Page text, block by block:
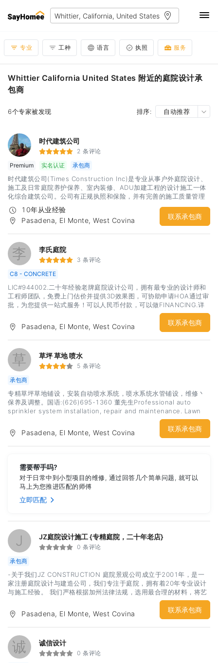
专业 工种 语言 执照 服务
Whittier California United States 附近的庭院设计承
包商
6个专家被发现 排序: 自动推荐
时代建筑公司
2 条评论
Premium
实名认证 承包商
时代建筑公司(Times Construction Inc)是专业从事户外庭院设计、
施工及日常庭院养护保养、室内装修、ADU加建工程的设计施工一体
化综合建筑公司。公司有正规执照和保险，并有完善的施工质量管理
体系，多年从业经验和案例。以创意设计为先，结合时尚风格的设
计，并可以根据客户的要求，一步步细化调整设计和材料选用，满足
客户预算，达到最佳性价比。 公司创始人李杰先生是专业资深人士，
经验，引领公司团队走创意设计的时尚风格，精细管理工程质量，深
受客户的欢迎。 我们可以讲中文和英文。 主要服务内容：庭院、装修
工程、房屋加建、专业设计、施工 Landscape,House
finishing,ADU,Pro design & construction 时尚设计 以创意设计为
先，结合时尚风格，在设计阶段就可以帮助客户完成材料选用及预算
分配和看到最终效果。 室内装修及庭院工程 致力于满足我们客户的装
修和庭院设计方面的需求，一直将最好的作品呈现给客户 庭院养护和
保养打理养护庭院可不仅仅就是定期割草地哦！提供最专业和最全面
10年从业经验
Pasadena, El Monte, West Covina
联系承包商
李 李氏庭院
3 条评论
C8 - CONCRETE
LIC#944002.二十年经验老牌庭院设计公司，拥有最专业的设计师和
工程师团队，免费上门估价并提供3D效果图，可协助申请HOA通过审
批，为您提供一站式服务！可以人民币付款，可以做FINANCING.详
情请来电咨询！中文服务电话：6265505541微信：9099916677
Pasadena, El Monte, West Covina 联系承包商
草 草坪 草地 喷水
5 条评论
承包商
专精草坪草地铺设，安装自动喷水系统，喷水系统水管铺设，维修丶
保养及调整。国语:(626)695-1360 董先生Professional auto
sprinkler system installation, repair and maintenance. Lawn
placement and planting.English:(626)780-5122
Aaronhttp://www.jetlawn.com
Pasadena, El Monte, West Covina 联系承包商
需要帮手吗?
对于日常中到小型项目的维修, 通过回答几个简单问题, 就可以
马上为您推进匹配的师傅
立即匹配
J JZ庭院设计施工 {专精庭院，二十年老店}
0 条评论
承包商
-关于我们JZ CONSTRUCTION 庭院景观公司成立于2001年，是一
家注册庭院设计与建造公司，我们专注于庭院，拥有着20年专业设计
与施工经验。 我们严格根据加州法律法规，选用最合理的材料，将艺
术设计与实用主义相结合，致力于为您打造一个安全、舒适、美观的
庭院。-庭院设计我们根据不同的客户，不同的场地，不同的需求，我
们为每一个客户量身定制独一无二的设计。我们使用 3D 渲染效果图
来展示最终的设计效果，这样可以使您最直观的感受到庭院未来的样
子。​-工程施工我们是一家注册景观设计建造公司，获得完全许可并拥
有加州执照。 我们拥有20年的专业施工经验，并拥有一批经过完整培
训的可靠员工，以实现我们的项目，达到尽善尽美。-服务我们将帮助
Pasadena, El Monte, West Covina 联系承包商
诚 诚信设计
0 条评论